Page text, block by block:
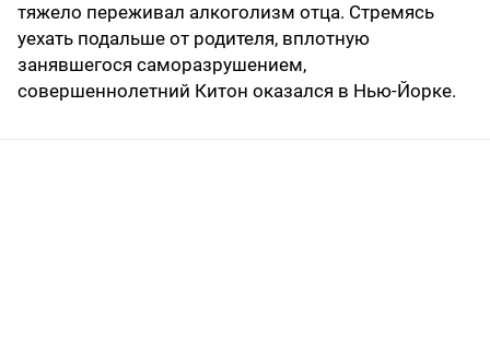
тяжело переживал алкоголизм отца. Стремясь
уехать подальше от родителя, вплотную
занявшегося саморазрушением,
совершеннолетний Китон оказался в Нью-Йорке.